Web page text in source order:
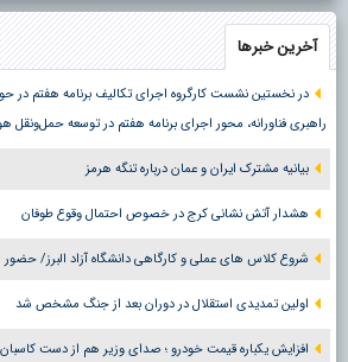
آخرین خبرها
در نخستین نشست کارگروه اجرای تکالیف برنامه هفتم در
راهبری فناورانه، محور اجرای برنامه هفتم در توسعه حمل‌ونقل
بیانیه مشترک ایران و عمان درباره تنگه هرمز
هشدار آتش نشانی کرج در خصوص احتمال وقوع طوفان
شروع کلاس های عملی و کارگاهی دانشگاه آزاد البرز/
اولین تمدیدی استقلال در دوران بعد از جنگ مشخص شد
افزایش یکباره قیمت خودرو ؛ صدای وزیر هم از دست